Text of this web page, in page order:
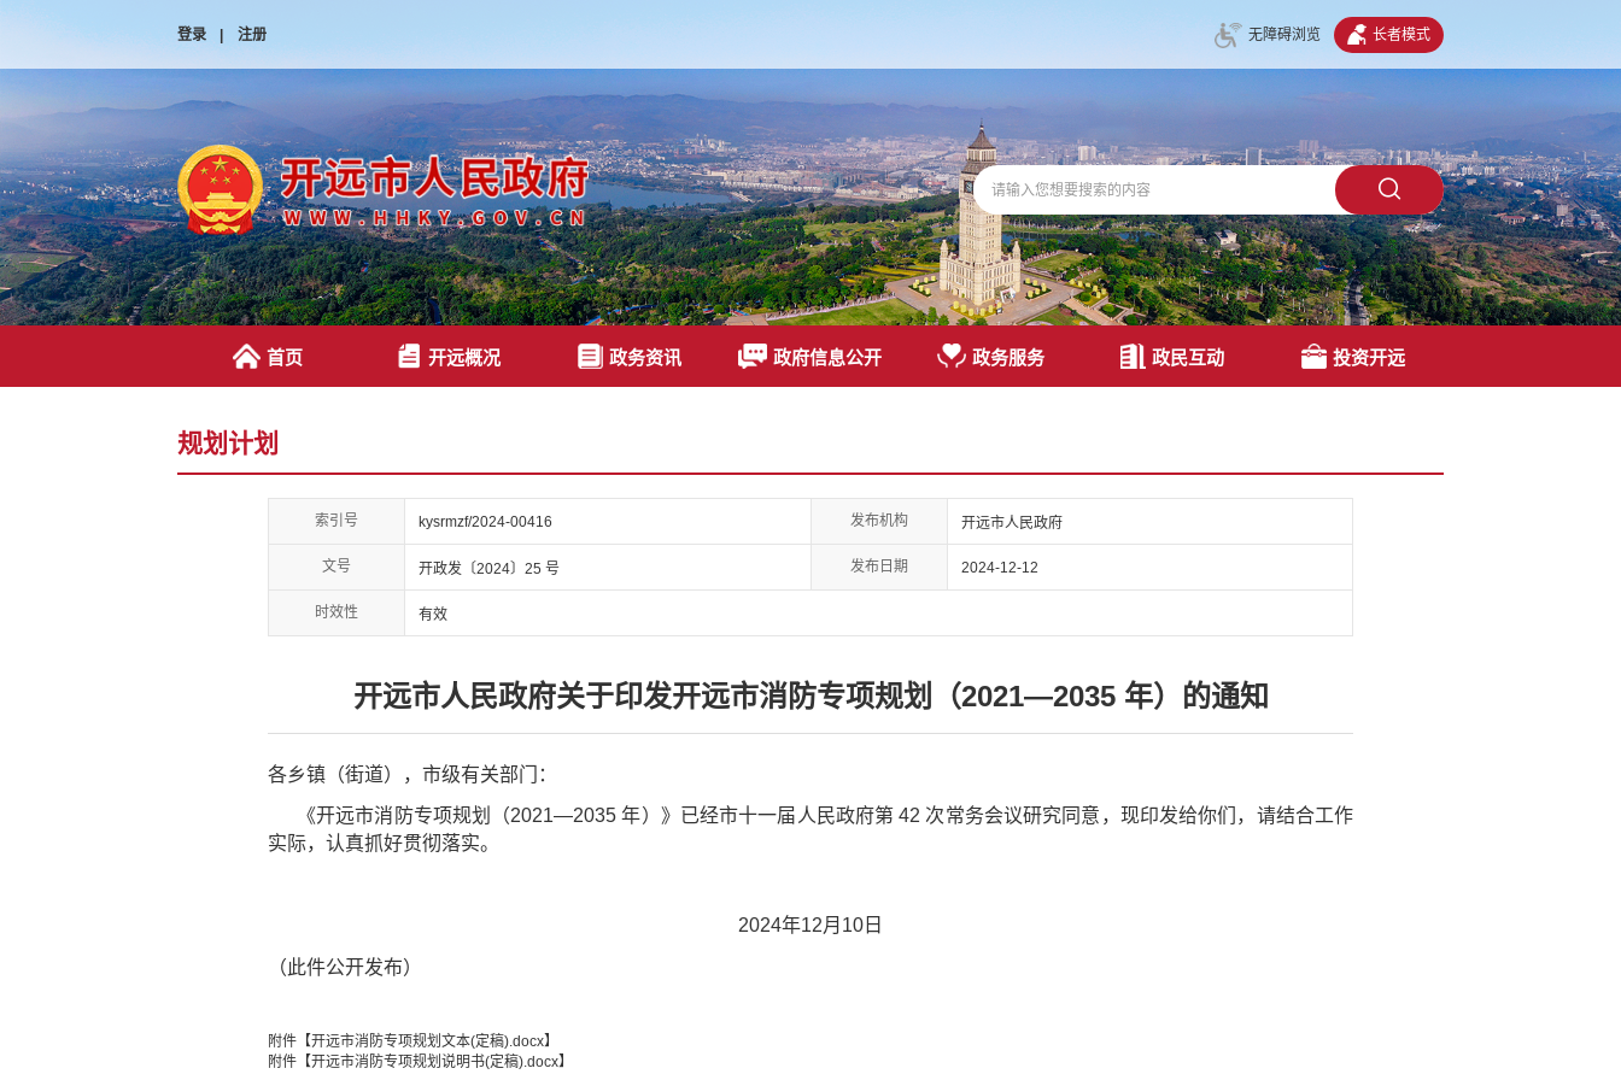
登录 | 注册 无障碍浏览 长者模式
首页 开远概况 政务资讯 政府信息公开 政务服务 政民互动 投资开远
规划计划
索引号 kysrmzf/2024-00416 发布机构 开远市人民政府
文号 开政发〔2024〕25 号 发布日期 2024-12-12
时效性 有效
开远市人民政府关于印发开远市消防专项规划（2021—2035 年）的通知
各乡镇（街道），市级有关部门：
《开远市消防专项规划（2021—2035 年）》已经市十一届人民政府第 42 次常务会议研究同意，现印发给你们，请结合工作
实际，认真抓好贯彻落实。
2024年12月10日
（此件公开发布）
附件【开远市消防专项规划文本(定稿).docx】
附件【开远市消防专项规划说明书(定稿).docx】